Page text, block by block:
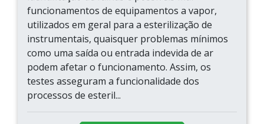
funcionamentos de equipamentos a vapor,
utilizados em geral para a esterilização de
instrumentais, quaisquer problemas mínimos
como uma saída ou entrada indevida de ar
podem afetar o funcionamento. Assim, os
testes asseguram a funcionalidade dos
processos de esteril...